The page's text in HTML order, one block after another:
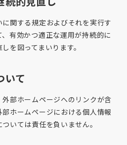
関する規定およびそれを実行す
有効かつ適正な運用が持続的に
を図ってまいります。
いて
部ホームページへのリンクが含
ホームページにおける個人情報
いては責任を負いません。